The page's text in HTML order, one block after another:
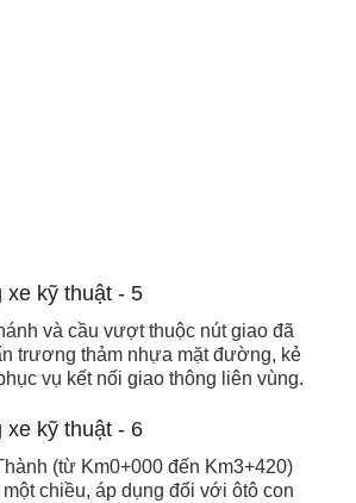
và cầu vượt thuộc nút giao đã
trương thảm nhựa mặt đường, kẻ
vụ kết nối giao thông liên vùng.
(từ Km0+000 đến Km3+420)
chiều, áp dụng đối với ôtô con